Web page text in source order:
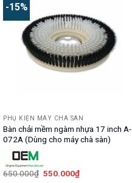
-15%
PHỤ KIỆN MÁY CHÀ SÀN
Bàn chải mềm ngàm nhựa 17 inch A-
072A (Dùng cho máy chà sàn)
650.000₫ Giá
550.000₫Giá